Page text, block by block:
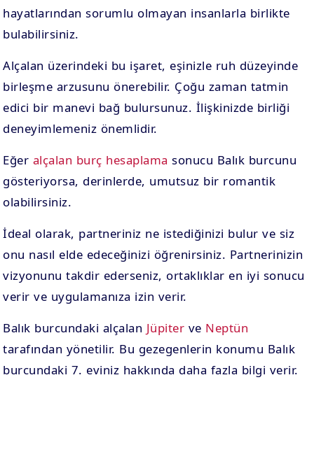
hayatlarından sorumlu olmayan insanlarla birlikte
bulabilirsiniz.
Alçalan üzerindeki bu işaret, eşinizle ruh düzeyinde
birleşme arzusunu önerebilir. Çoğu zaman tatmin
edici bir manevi bağ bulursunuz. İlişkinizde birliği
deneyimlemeniz önemlidir.
Eğer alçalan burç hesaplama sonucu Balık burcunu
gösteriyorsa, derinlerde, umutsuz bir romantik
olabilirsiniz.
İdeal olarak, partneriniz ne istediğinizi bulur ve siz
onu nasıl elde edeceğinizi öğrenirsiniz. Partnerinizin
vizyonunu takdir ederseniz, ortaklıklar en iyi sonucu
verir ve uygulamanıza izin verir.
Balık burcundaki alçalan Jüpiter ve Neptün
tarafından yönetilir. Bu gezegenlerin konumu Balık
burcundaki 7. eviniz hakkında daha fazla bilgi verir.